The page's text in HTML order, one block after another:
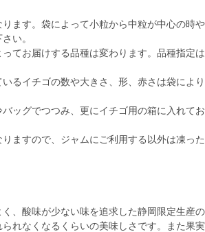
ます。袋によって小粒から中粒が中心の時
い。
てお届けする品種は変わります。品種指定
るイチゴの数や大きさ、形、赤さは袋によ
ッグでつつみ、更にイチゴ用の箱に入れて
ますので、ジャムにご利用する以外は凍っ
、酸味が少ない味を追求した静岡限定生産の
れなくなるくらいの美味しさです。また果